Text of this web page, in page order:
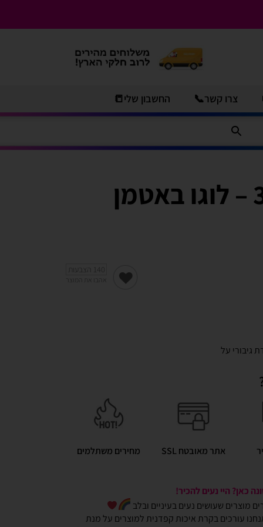
צרו קשר📞 החשבון שלי📒
בלון מיילר "30 – לוגו באטמן
גיבורי על
אתר מאובטח SSL מחירים משתלמים
כאן? היי נעים להכיר!
מוצרים שעושים נעים בעיניים ובלב
עורכים בקרת איכות קפדנית למוצרים על מנת